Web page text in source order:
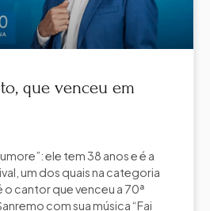
que venceu em
ele tem 38 anos e é a
um dos quais na categoria
cantor que venceu a 70ª
com sua música “Fai